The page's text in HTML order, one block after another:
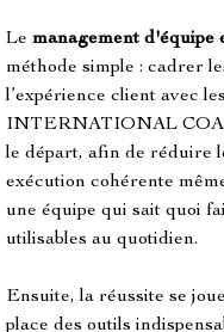
Le management d'équipe
méthode simple : cadrer
l’expérience client avec
INTERNATIONAL
le départ, afin de réduire
exécution cohérente
une équipe qui sait quoi
utilisables au quotidien.
Ensuite, la réussite se
place des outils